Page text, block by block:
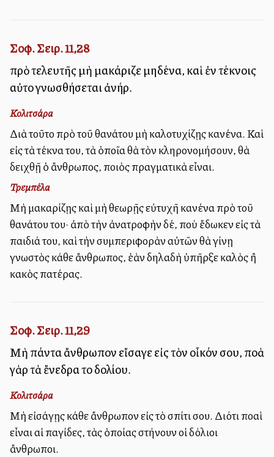
Σοφ. Σειρ. 11,28
πρὸ τελευτῆς μὴ μακάριζε μηδένα, καὶ ἐν τέκνοις
αὐτοῦ γνωσθήσεται ἀνήρ.
Κολιτσάρα
Διὰ τοῦτο πρὸ τοῦ θανάτου μὴ καλοτυχίζῃς κανένα. Καὶ
εἰς τὰ τέκνα του, τὰ ὁποῖα θὰ τὸν κληρονομήσουν, θὰ
δειχθῇ ὁ ἄνθρωπος, ποιὸς πραγματικὰ εἶναι.
Τρεμπέλα
Μὴ μακαρίζῃς καὶ μὴ θεωρῇς εὐτυχῆ κανένα πρὸ τοῦ
θανάτου του· ἀπὸ τὴν ἀνατροφὴν δέ, ποὺ ἔδωκεν εἰς τὰ
παιδιά του, καὶ τὴν συμπεριφορὰν αὐτῶν θὰ γίνῃ
γνωστὸς κάθε ἄνθρωπος, ἐὰν δηλαδὴ ὑπῆρξε καλὸς ἢ
κακὸς πατέρας.
Σοφ. Σειρ. 11,29
Μὴ πάντα ἄνθρωπον εἴσαγε εἰς τὸν οἶκόν σου, πολλὰ
γὰρ τὰ ἔνεδρα τοῦ δολίου.
Κολιτσάρα
Μὴ εἰσάγῃς κάθε ἄνθρωπον εἰς τὸ σπίτι σου. Διότι πολλαὶ
εἶναι αἱ παγίδες, τὰς ὁποίας στήνουν οἱ δόλιοι
ἄνθρωποι.